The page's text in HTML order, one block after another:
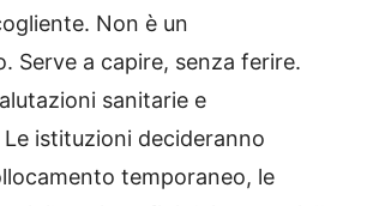
Non è un
Serve a capire, senza ferire.
sanitarie e
istituzioni decideranno
temporaneo, le